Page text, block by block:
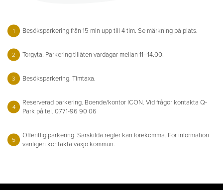
1 Besöksparkering från 15 min upp till 4 tim. Se märkning på plats.
2 Torgyta. Parkering tillåten vardagar mellan 11–14.00.
3 Besöksparkering. Timtaxa.
4
Reserverad parkering. Boende/kontor ICON. Vid frågor kontakta Q-
Park på tel. 0771-96 90 06
5
Offentlig parkering. Särskilda regler kan förekomma. För information
vänligen kontakta växjö kommun.